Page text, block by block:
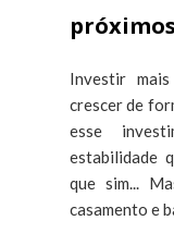
Investir
crescer de
esse
estabilidade
que sim...
casamento e